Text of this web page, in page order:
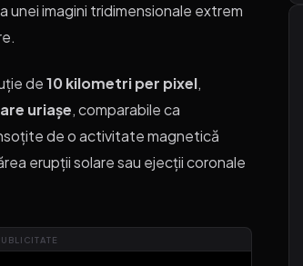
imagini tridimensionale extrem
de10 kilometri per pixel,
uriașe, comparabile ca
de o activitate magnetică
erupții solare sau ejecții coronale